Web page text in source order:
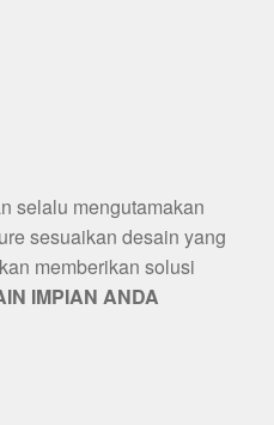
selalu mengutamakan
sesuaikan desain yang
memberikan solusi
IMPIAN ANDA